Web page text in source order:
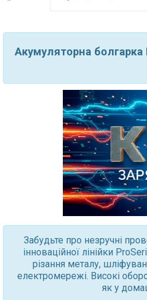
Акумуляторна болгарка
Забудьте про незручні
інноваційної лінійки
різання металу,
електромережі. Високі
як у